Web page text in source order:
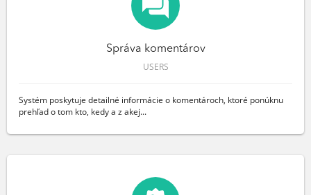
Správa komentárov
USERS
Systém poskytuje detailné informácie o komentároch, ktoré ponúknu
prehľad o tom kto, kedy a z akej...